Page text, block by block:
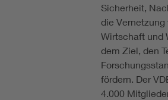
Sicherheit,
die Ver­netzung
Wirtschaft und
dem Ziel, den
fördern. Der
4.000